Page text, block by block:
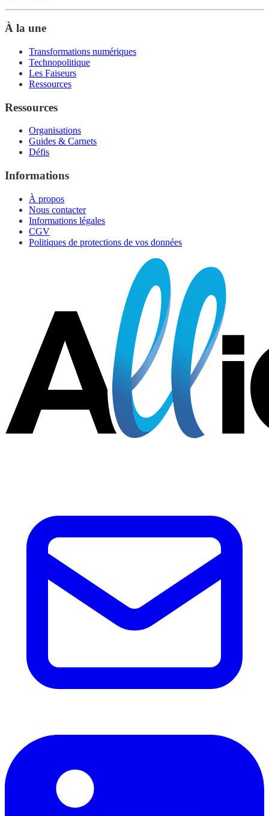
À la une
Transformations numériques
Technopolitique
Les Faiseurs
Ressources
Ressources
Organisations
Guides & Carnets
Défis
Informations
À propos
Nous contacter
Informations légales
CGV
Politiques de protections de vos données